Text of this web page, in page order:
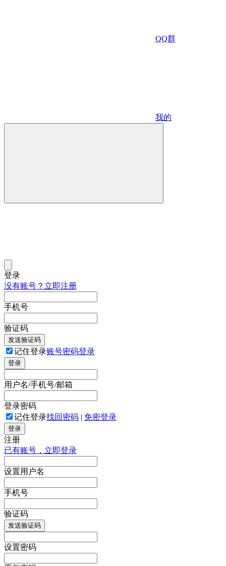
QQ群
我的
登录
没有账号？立即注册
手机号
验证码
发送验证码
记住登录账号密码登录
登录
用户名/手机号/邮箱
登录密码
记住登录找回密码 | 免密登录
登录
注册
已有账号，立即登录
设置用户名
手机号
验证码
发送验证码
设置密码